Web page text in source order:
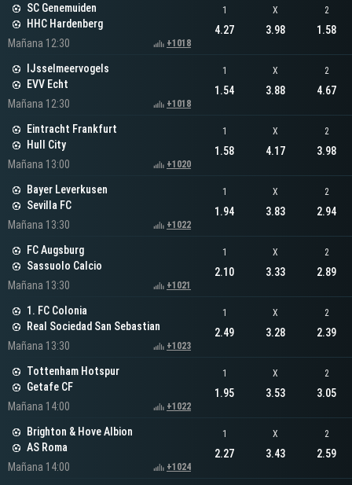
SC Genemuiden
HHC Hardenberg
Mañana 12:30
+1018
1
4.27
X
3.98
2
1.58
IJsselmeervogels
EVV Echt
Mañana 12:30
+1018
1
1.54
X
3.88
2
4.67
Eintracht Frankfurt
Hull City
Mañana 13:00
+1020
1
1.58
X
4.17
2
3.98
Bayer Leverkusen
Sevilla FC
Mañana 13:30
+1022
1
1.94
X
3.83
2
2.94
FC Augsburg
Sassuolo Calcio
Mañana 13:30
+1021
1
2.10
X
3.33
2
2.89
1. FC Colonia
Real Sociedad San Sebastian
Mañana 13:30
+1023
1
2.49
X
3.28
2
2.39
Tottenham Hotspur
Getafe CF
Mañana 14:00
+1022
1
1.95
X
3.53
2
3.05
Brighton & Hove Albion
AS Roma
Mañana 14:00
+1024
1
2.27
X
3.43
2
2.59